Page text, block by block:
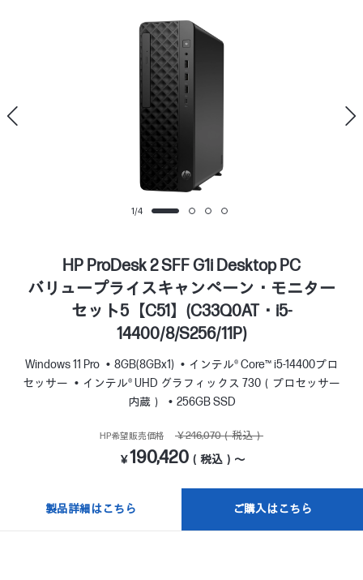
1/4
HP ProDesk 2 SFF G1i Desktop PC
バリュープライスキャンペーン・モニター
セット5【C51】(C33Q0AT・i5-
14400/8/S256/11P)
Windows 11 Pro 8GB(8GBx1)
インテル® Core™ i5-14400プロ
セッサー
インテル® UHD グラフィックス 730（プロセッサー
内蔵）
256GB SSD
HP希望販売価格 ￥246,070（税込）
￥190,420（税込）～
製品詳細はこちら ご購入はこちら